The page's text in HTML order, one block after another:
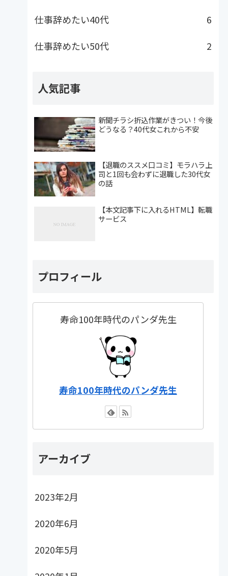
仕事辞めたい40代
6
仕事辞めたい50代
2
人気記事
新聞チラシ折込作業がきつい！今後
どうなる？40代女これから不安
【退職のススメ口コミ】モラハラ上
司と1回も会わずに退職した30代女
の話
【本文記事下に入れるHTML】転職
サービス
プロフィール
寿命100年時代のパンダ先生
寿命100年時代のパンダ先生
アーカイブ
2023年2月
2020年6月
2020年5月